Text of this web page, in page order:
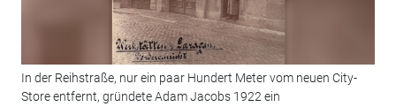
In der Reihstraße, nur ein paar Hundert Meter vom neuen City-
Store entfernt, gründete Adam Jacobs 1922 ein